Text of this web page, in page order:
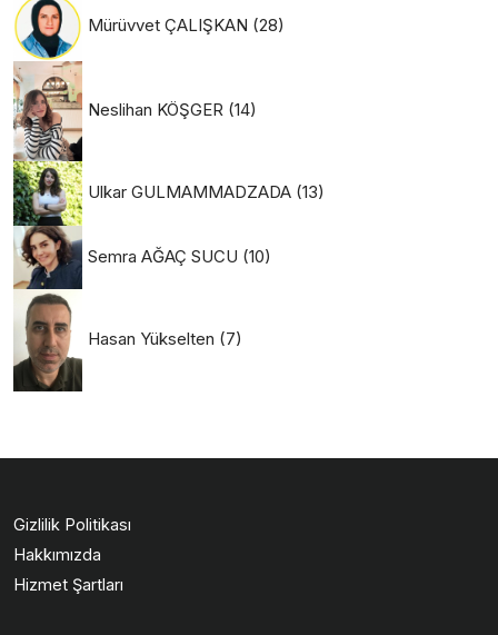
Mürüvvet ÇALIŞKAN (28)
Neslihan KÖŞGER (14)
Ulkar GULMAMMADZADA (13)
Semra AĞAÇ SUCU (10)
Hasan Yükselten (7)
Gizlilik Politikası
Hakkımızda
Hizmet Şartları